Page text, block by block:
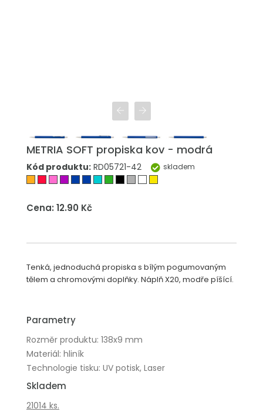
METRIA SOFT propiska kov - modrá
Kód produktu: RD05721-42 skladem
Cena: 12.90 Kč
Tenká, jednoduchá propiska s bílým pogumovaným
tělem a chromovými doplňky. Náplň X20, modře píšící.
Parametry
Rozměr produktu: 138x9 mm
Materiál: hliník
Technologie tisku: UV potisk, Laser
Skladem
21014 ks.